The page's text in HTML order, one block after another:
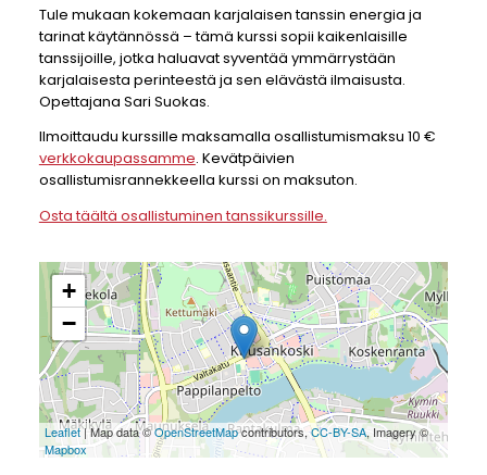
Tule mukaan kokemaan karjalaisen tanssin energia ja
tarinat käytännössä – tämä kurssi sopii kaikenlaisille
tanssijoille, jotka haluavat syventää ymmärrystään
karjalaisesta perinteestä ja sen elävästä ilmaisusta.
Opettajana Sari Suokas.
Ilmoittaudu kurssille maksamalla osallistumismaksu 10 €
verkkokaupassamme. Kevätpäivien
osallistumisrannekkeella kurssi on maksuton.
Osta täältä osallistuminen tanssikurssille.
+
−
Leaflet| Map data ©OpenStreetMapcontributors,CC-BY-SA, Imagery ©
Mapbox